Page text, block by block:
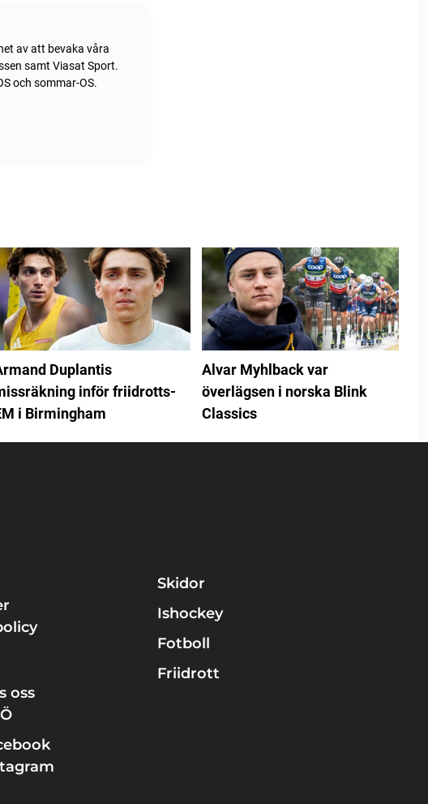
av att bevaka våra
samt Viasat Sport.
och sommar-OS.
Duplantis
inför friidrotts-
i Birmingham
Alvar Myhlback var
överlägsen i norska Blink
Classics
oss
Skidor
Ishockey
Fotboll
Friidrott